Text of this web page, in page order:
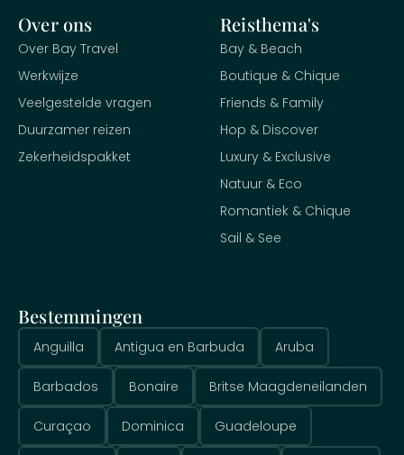
Over ons
Over Bay Travel
Werkwijze
Veelgestelde vragen
Duurzamer reizen
Zekerheidspakket
Reisthema's
Bay & Beach
Boutique & Chique
Friends & Family
Hop & Discover
Luxury & Exclusive
Natuur & Eco
Romantiek & Chique
Sail & See
Bestemmingen
Anguilla Antigua en Barbuda Aruba
Barbados Bonaire Britse Maagdeneilanden
Curaçao Dominica Guadeloupe